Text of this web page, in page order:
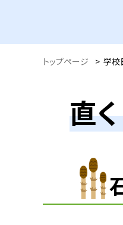
トップページ > 学校
直